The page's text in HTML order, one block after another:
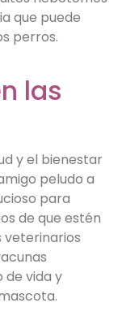
que puede
perros.
las
y el bienestar
peludo a
para
de que estén
veterinarios
de vida y